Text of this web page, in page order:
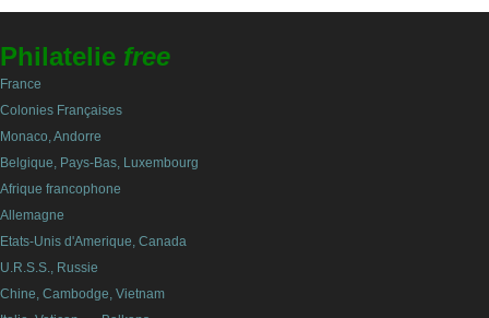
Philatelie free
France
Colonies Françaises
Monaco, Andorre
Belgique, Pays-Bas, Luxembourg
Afrique francophone
Allemagne
Etats-Unis d'Amerique, Canada
U.R.S.S., Russie
Chine, Cambodge, Vietnam